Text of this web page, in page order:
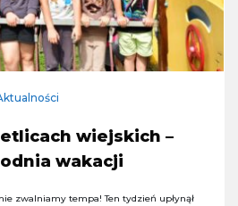
wiejskich –
wakacji
zwalniamy tempa! Ten tydzień upłynął